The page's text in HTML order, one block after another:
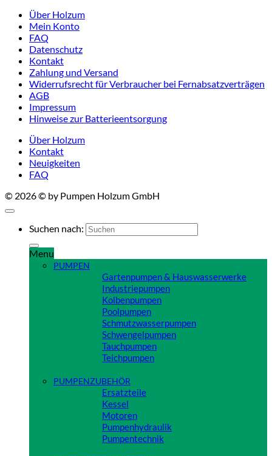
Über Holzum
Mein Konto
FAQ
Datenschutz
Kontakt
Zahlung und Versand
Widerrufsrecht für Verbraucher bei Fernabsatzverträgen
AGB
Impressum
Hinweise zur Batterieentsorgung
Über Holzum
Kontakt
Neuigkeiten
FAQ
© 2026 © by Pumpen Holzum GmbH
Suchen nach:
Menu
PUMPEN
Gartenpumpen & Hauswasserwerke
Industriepumpen
Kolbenpumpen
Poolpumpen
Schmutzwasserpumpen
Schwengelpumpen
Tauchpumpen
Teichpumpen
PUMPENZUBEHÖR
Ersatzteile
Kessel
Motoren
Pumpenhydraulik
Pumpentechnik